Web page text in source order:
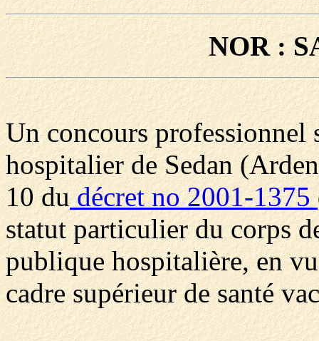
NOR :
Un concours professionnel
hospitalier de Sedan
10 dudécret no 2001-1375
statut particulier du corps
publique hospitalière, en
cadre supérieur de santé